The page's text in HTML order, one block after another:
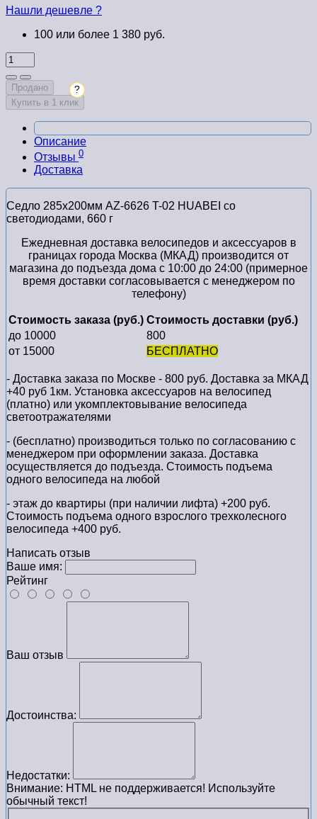
Нашли дешевле ?
100 или более 1 380 руб.
Продано
Купить в 1 клик
?
Описание
Отзывы 0
Доставка
Седло 285x200мм AZ-6626 T-02 HUABEI со
светодиодами, 660 г
Ежедневная доставка велосипедов и аксессуаров в
границах города Москва (МКАД) производится от
магазина до подъезда дома с 10:00 до 24:00 (примерное
время доставки согласовывается с менеджером по
телефону)
Стоимость заказа (руб.) Стоимость доставки (руб.)
до 10000
800
от 15000
БЕСПЛАТНО
- Доставка заказа по Москве - 800 руб. Доставка за МКАД
+40 руб 1км. Установка аксессуаров на велосипед
(платно) или укомплектовывание велосипеда
светоотражателями
- (бесплатно) производиться только по cогласованию с
менеджером при оформлении заказа. Доставка
осуществляется до подъезда. Стоимость подъема
одного велосипеда на любой
- этаж до квартиры (при наличии лифта) +200 руб.
Стоимость подъема одного взрослого трехколесного
велосипеда +400 руб.
Написать отзыв
Ваше имя:
Рейтинг
Ваш отзыв
Достоинства:
Недостатки:
Внимание: HTML не поддерживается! Используйте
обычный текст!